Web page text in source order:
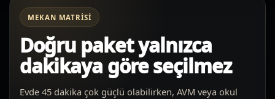
MEKAN MATRISI
Doğru paket yalnızca
dakikaya göre seçilmez
Evde 45 dakika çok güçlü olabilirken, AVM veya okul